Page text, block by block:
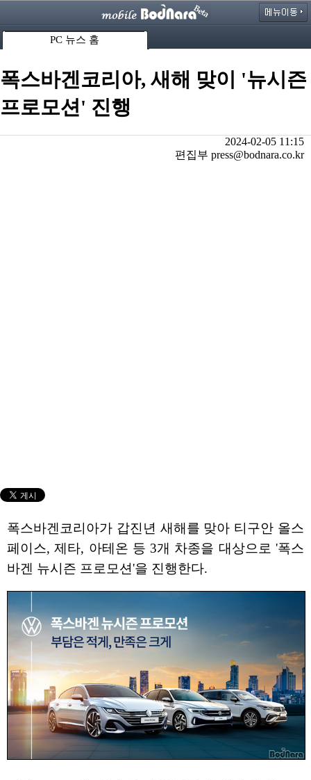
PC 뉴스 홈
폭스바겐코리아, 새해 맞이 '뉴시즌
프로모션' 진행
2024-02-05 11:15
편집부 press@bodnara.co.kr
폭스바겐코리아가 갑진년 새해를 맞아 티구안 올스
페이스, 제타, 아테온 등 3개 차종을 대상으로 '폭스
바겐 뉴시즌 프로모션'을 진행한다.